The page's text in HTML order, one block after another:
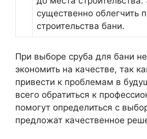
существенно облегчить
строительства бани.
При выборе сруба для бани
экономить на качестве, так
привести к проблемам в
всего обратиться к
помогут определиться с
предложат качественное